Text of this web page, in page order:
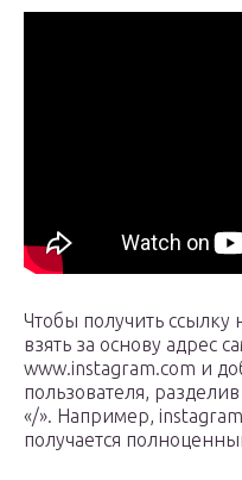
Чтобы получить ссылку
взять за основу адрес
www.instagram.com и
пользователя,
«/». Например,
получается